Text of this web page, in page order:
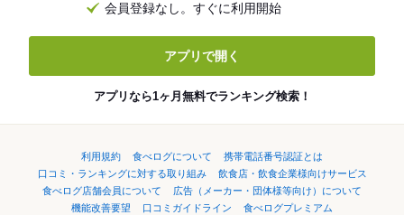
会員登録なし。すぐに利用開始
アプリで開く
アプリなら1ヶ月無料でランキング検索！
利用規約 食べログについて
携帯電話番号認証とは
口コミ・ランキングに対する取り組み
飲食店・飲食企業様向けサービス
食べログ店舗会員について
広告（メーカー・団体様等向け）について
機能改善要望
口コミガイドライン
食べログプレミアム